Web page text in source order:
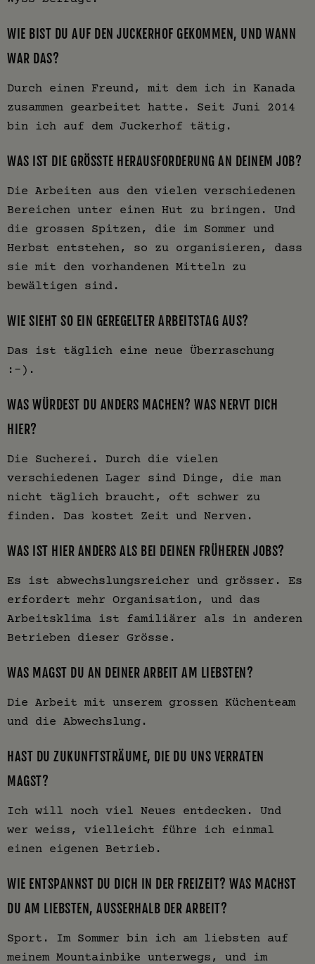
WIE BIST DU AUF DEN JUCKERHOF GEKOMMEN, UND WANN
WAR DAS?
Durch einen Freund, mit dem ich in Kanada
zusammen gearbeitet hatte. Seit Juni 2014
bin ich auf dem Juckerhof tätig.
WAS IST DIE GRÖSSTE HERAUSFORDERUNG AN DEINEM JOB?
Die Arbeiten aus den vielen verschiedenen
Bereichen unter einen Hut zu bringen. Und
die grossen Spitzen, die im Sommer und
Herbst entstehen, so zu organisieren, dass
sie mit den vorhandenen Mitteln zu
bewältigen sind.
WIE SIEHT SO EIN GEREGELTER ARBEITSTAG AUS?
Das ist täglich eine neue Überraschung
:-).
WAS WÜRDEST DU ANDERS MACHEN? WAS NERVT DICH
HIER?
Die Sucherei. Durch die vielen
verschiedenen Lager sind Dinge, die man
nicht täglich braucht, oft schwer zu
finden. Das kostet Zeit und Nerven.
WAS IST HIER ANDERS ALS BEI DEINEN FRÜHEREN JOBS?
Es ist abwechslungsreicher und grösser. Es
erfordert mehr Organisation, und das
Arbeitsklima ist familiärer als in anderen
Betrieben dieser Grösse.
WAS MAGST DU AN DEINER ARBEIT AM LIEBSTEN?
Die Arbeit mit unserem grossen Küchenteam
und die Abwechslung.
HAST DU ZUKUNFTSTRÄUME, DIE DU UNS VERRATEN
MAGST?
Ich will noch viel Neues entdecken. Und
wer weiss, vielleicht führe ich einmal
einen eigenen Betrieb.
WIE ENTSPANNST DU DICH IN DER FREIZEIT? WAS MACHST
DU AM LIEBSTEN, AUSSERHALB DER ARBEIT?
Sport. Im Sommer bin ich am liebsten auf
meinem Mountainbike unterwegs, und im